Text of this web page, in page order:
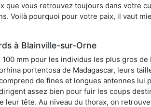
vous retrouvez toujours dans votre
Voilà pourquoi pour votre paix, il vaut
à Blainville-sur-Orne
mm pour les individus les plus gros
portentosa de Madagascar, leurs
de fines et longues antennes lui
assez bien pour fuir les coups
tête. Au niveau du thorax, on